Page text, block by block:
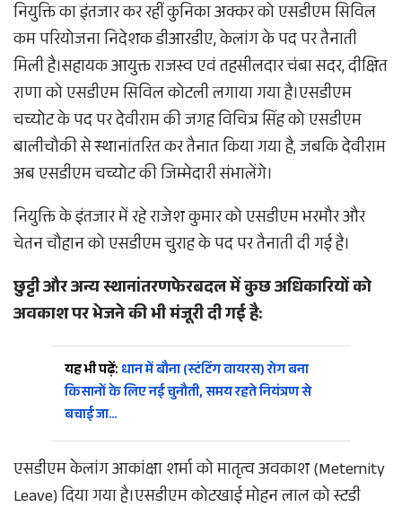
नियुक्ति का इंतजार कर रहीं कुनिका अक्कर को एसडीएम सिविल
कम परियोजना निदेशक डीआरडीए, केलांग के पद पर तैनाती
मिली है।​सहायक आयुक्त राजस्व एवं तहसीलदार चंबा सदर, दीक्षित
राणा को एसडीएम सिविल कोटली लगाया गया है।​एसडीएम
चच्योट के पद पर देवीराम की जगह विचित्र सिंह को एसडीएम
बालीचौकी से स्थानांतरित कर तैनात किया गया है, जबकि देवीराम
अब एसडीएम चच्योट की जिम्मेदारी संभालेंगे।​
नियुक्ति के इंतजार में रहे राजेश कुमार को एसडीएम भरमौर और
चेतन चौहान को एसडीएम चुराह के पद पर तैनाती दी गई है।​
छुट्टी और अन्य स्थानांतरण​फेरबदल में कुछ अधिकारियों को
अवकाश पर भेजने की भी मंजूरी दी गई है:
यह भी पढ़ें: धान में बौना (स्टंटिंग वायरस) रोग बना
किसानों के लिए नई चुनौती, समय रहते नियंत्रण से
बचाई जा…
​एसडीएम केलांग आकांक्षा शर्मा को मातृत्व अवकाश (Meternity
Leave) दिया गया है।​एसडीएम कोटखाई मोहन लाल को स्टडी